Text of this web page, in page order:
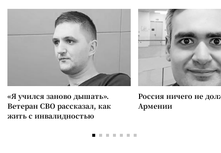
«Я учился заново дышать».
Ветеран СВО рассказал, как
жить с инвалидностью
Россия ничего не
Армении